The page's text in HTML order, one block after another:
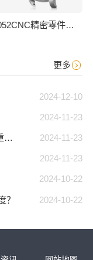
铝合金5052CNC精密零件加工
更多
2024-12-10
2024-11-23
2024-11-23
为什么切削液对于有效的 CNC 加工很重要？
2024-11-23
2024-10-22
2024-10-22
？